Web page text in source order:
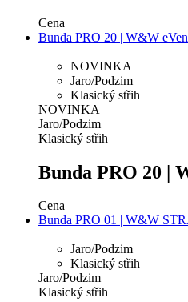
Cena
Bunda PRO 20 | W&W
NOVINKA
Jaro/Podzim
Klasický střih
NOVINKA
Jaro/Podzim
Klasický střih
Bunda PRO 20 |
Cena
Bunda PRO 01 | W&W
Jaro/Podzim
Klasický střih
Jaro/Podzim
Klasický střih